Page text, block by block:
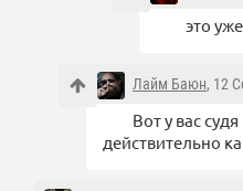
это
Лайм Баюн, 12
Вот у вас
действительно